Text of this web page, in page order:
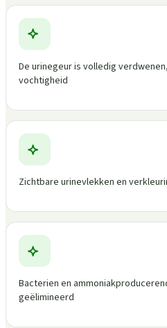
De urinegeur is volledig
vochtigheid
Zichtbare urinevlekken en
Bacterien en
geëlimineerd